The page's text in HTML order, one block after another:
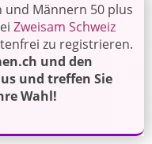
und Männern 50 plus
Zweisam Schweiz
zu registrieren.
und den
und treffen Sie
Wahl!